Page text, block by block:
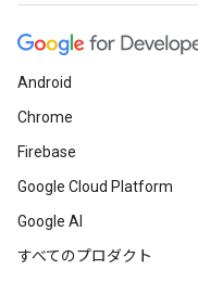
Android
Chrome
Firebase
Google Cloud Platform
Google AI
すべてのプロダクト